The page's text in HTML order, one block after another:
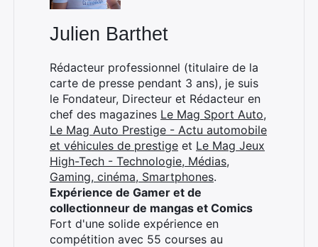
Julien Barthet
Rédacteur professionnel (titulaire de la
carte de presse pendant 3 ans), je suis
le Fondateur, Directeur et Rédacteur en
chef des magazines Le Mag Sport Auto,
Le Mag Auto Prestige - Actu automobile
et véhicules de prestige et Le Mag Jeux
High-Tech - Technologie, Médias,
Gaming, cinéma, Smartphones.
Expérience de Gamer et de
collectionneur de mangas et Comics
Fort d'une solide expérience en
compétition avec 55 courses au